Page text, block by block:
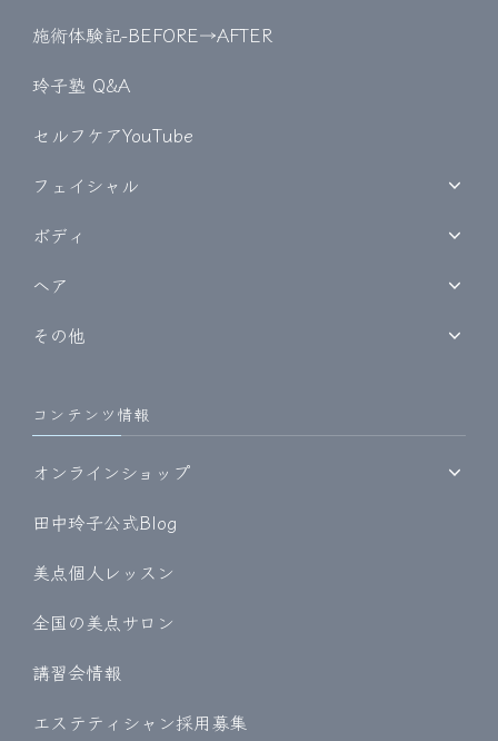
施術体験記-BEFORE→AFTER
玲子塾 Q&A
セルフケアYouTube
フェイシャル
ボディ
ヘア
その他
コンテンツ情報
オンラインショップ
田中玲子公式Blog
美点個人レッスン
全国の美点サロン
講習会情報
エステティシャン採用募集